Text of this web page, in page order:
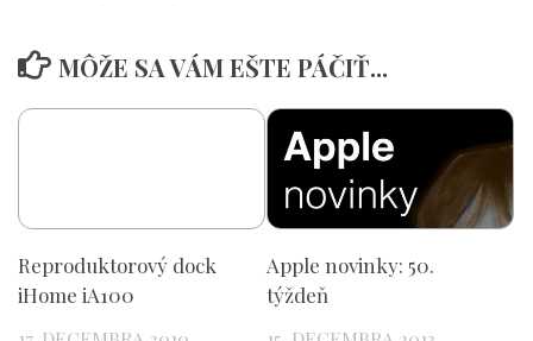
MÔŽE SA VÁM EŠTE PÁČIŤ...
Reproduktorový dock
iHome iA100
Apple novinky: 50.
týždeň